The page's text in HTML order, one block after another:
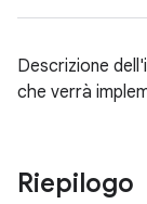
Descrizione
che verrà
Riepilogo